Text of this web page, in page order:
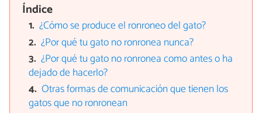
Índice
¿Cómo se produce el ronroneo del gato?
¿Por qué tu gato no ronronea nunca?
¿Por qué tu gato no ronronea como antes o ha
dejado de hacerlo?
Otras formas de comunicación que tienen los
gatos que no ronronean